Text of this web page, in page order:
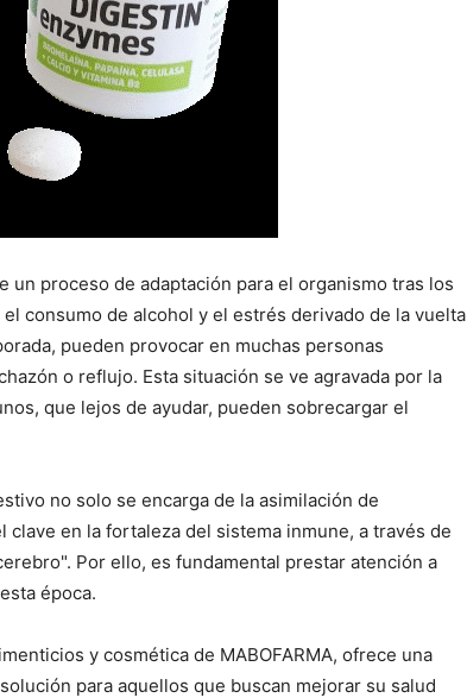
un proceso de adaptación para el organismo tras los
consumo de alcohol y el estrés derivado de la vuelta
pueden provocar en muchas personas
o reflujo. Esta situación se ve agravada por la
que lejos de ayudar, pueden sobrecargar el
no solo se encarga de la asimilación de
en la fortaleza del sistema inmune, a través de
Por ello, es fundamental prestar atención a
época.
y cosmética de MABOFARMA, ofrece una
para aquellos que buscan mejorar su salud